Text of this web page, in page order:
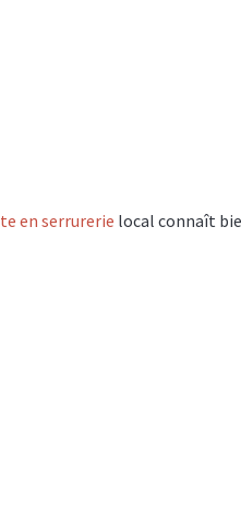
en serrurerie local connaît